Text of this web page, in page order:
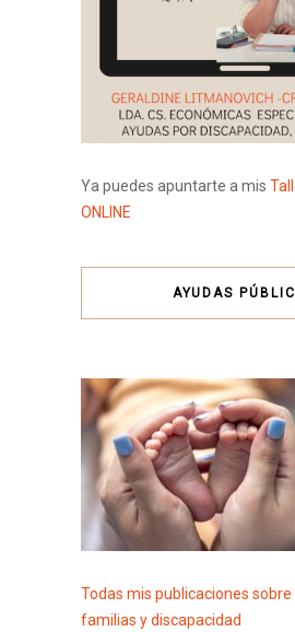
Ya puedes apuntarte a mis
ONLINE
AYUDAS
Todas mis publicaciones
familias y discapacidad